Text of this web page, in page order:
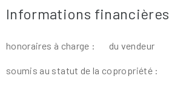
Informations financières
honoraires à charge : du vendeur
soumis au statut de la copropriété :